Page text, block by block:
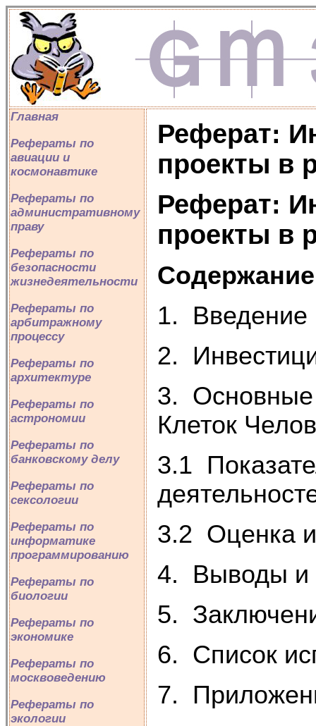
Главная
Рефераты по
авиации и
космонавтике
Рефераты по
административному
праву
Рефераты по
безопасности
жизнедеятельности
Рефераты по
арбитражному
процессу
Рефераты по
архитектуре
Рефераты по
астрономии
Рефераты по
банковскому делу
Рефераты по
сексологии
Рефераты по
информатике
программированию
Рефераты по
биологии
Рефераты по
экономике
Рефераты по
москвоведению
Рефераты по
экологии
Реферат:
проекты в
Реферат:
проекты в
Содержание
1. Введение
2.
3. Основные
Клеток
3.1
3.2 Оценка
4. Выводы и
5.
6. Список
7.